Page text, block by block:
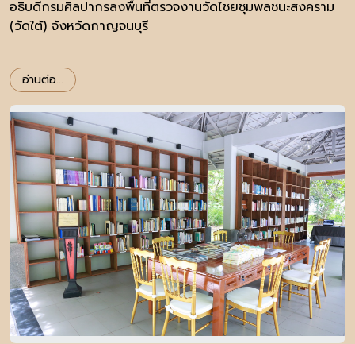
อธิบดีกรมศิลปากรลงพื้นที่ตรวจงานวัดไชยชุมพลชนะสงคราม
(วัดใต้) จังหวัดกาญจนบุรี
อ่านต่อ...